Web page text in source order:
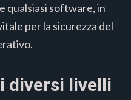
qualsiasi software, in
per la sicurezza del
diversi livelli